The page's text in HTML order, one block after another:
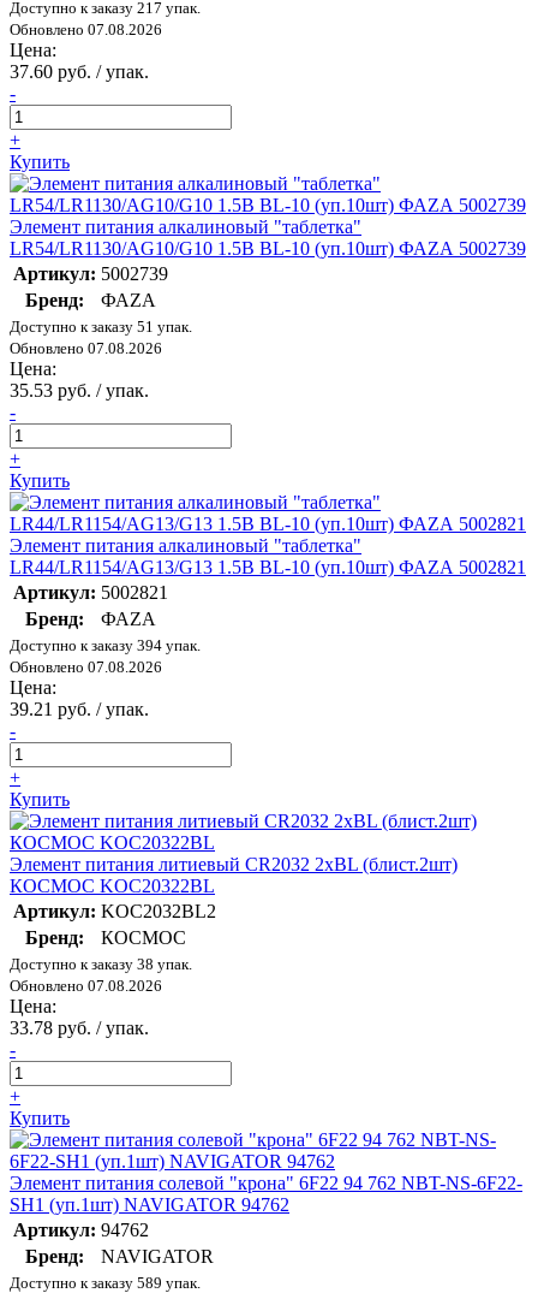
Доступно к заказу 217 упак.
Обновлено 07.08.2026
Цена:
37.60 руб. / упак.
-
+
Купить
Элемент питания алкалиновый "таблетка"
LR54/LR1130/AG10/G10 1.5В BL-10 (уп.10шт) ФАZА 5002739
Артикул: 5002739
Бренд:
ФАZА
Доступно к заказу 51 упак.
Обновлено 07.08.2026
Цена:
35.53 руб. / упак.
-
+
Купить
Элемент питания алкалиновый "таблетка"
LR44/LR1154/AG13/G13 1.5В BL-10 (уп.10шт) ФАZА 5002821
Артикул: 5002821
Бренд:
ФАZА
Доступно к заказу 394 упак.
Обновлено 07.08.2026
Цена:
39.21 руб. / упак.
-
+
Купить
Элемент питания литиевый CR2032 2хBL (блист.2шт)
КОСМОС KOC20322BL
Артикул: KOC2032BL2
Бренд:
КОСМОС
Доступно к заказу 38 упак.
Обновлено 07.08.2026
Цена:
33.78 руб. / упак.
-
+
Купить
Элемент питания солевой "крона" 6F22 94 762 NBT-NS-6F22-
SH1 (уп.1шт) NAVIGATOR 94762
Артикул: 94762
Бренд:
NAVIGATOR
Доступно к заказу 589 упак.